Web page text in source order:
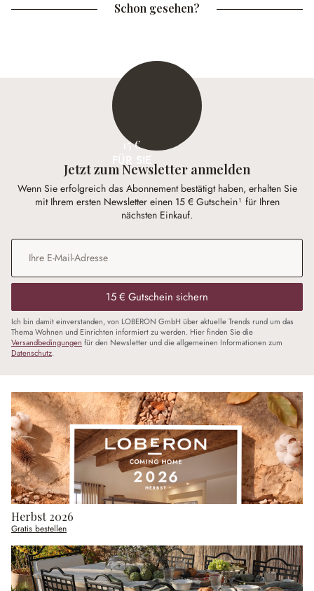
Schon gesehen?
15 €
Jetzt zum Newsletter anmelden
Wenn Sie erfolgreich das Abonnement bestätigt haben, erhalten Sie
mit Ihrem ersten Newsletter einen 15 € Gutschein¹ für Ihren
nächsten Einkauf.
E-Mail-Adresse
15 € Gutschein sichern
Ich bin damit einverstanden, von LOBERON GmbH über aktuelle Trends rund um das
Thema Wohnen und Einrichten informiert zu werden. Hier finden Sie die
Versandbedingungen für den Newsletter und die allgemeinen Informationen zum
Datenschutz.
Herbst 2026
Gratis bestellen